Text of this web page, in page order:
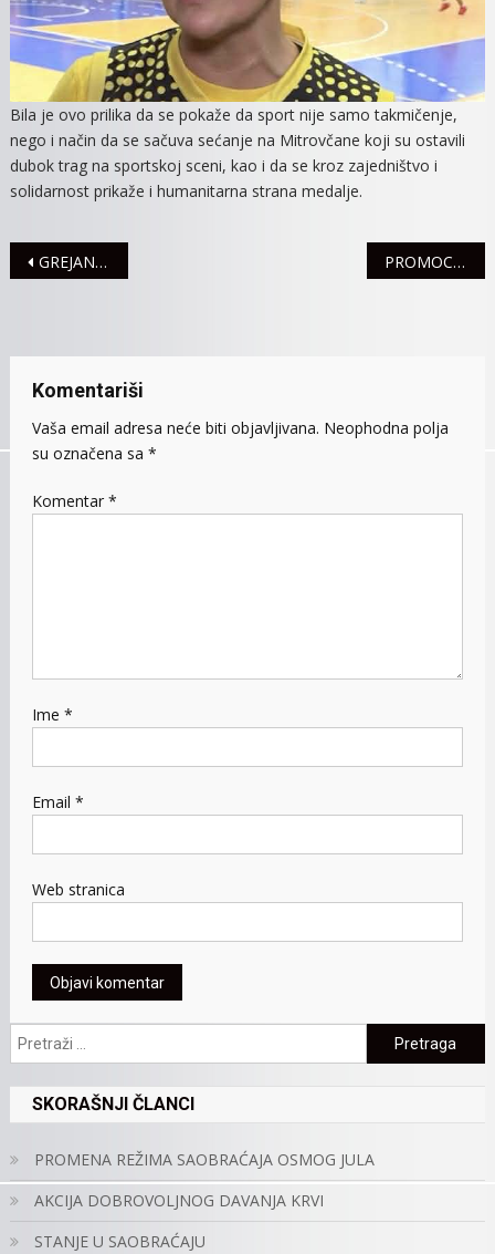
Bila je ovo prilika da se pokaže da sport nije samo takmičenje,
nego i način da se sačuva sećanje na Mitrovčane koji su ostavili
dubok trag na sportskoj sceni, kao i da se kroz zajedništvo i
solidarnost prikaže i humanitarna strana medalje.
Navigacija
GREJANJE I DALJE 24 SATA DNEVNO PROMOCIJA KNJIGE „DEČAK SA DUNAVA – SREMAČKE PRIČE”, BORISA MILJKOVIĆA
Komentariši
Vaša email adresa neće biti objavljivana. Neophodna polja
su označena sa *
Komentar *
Ime *
Email *
Web stranica
Pretraga:
SKORAŠNJI ČLANCI
PROMENA REŽIMA SAOBRAĆAJA OSMOG JULA
AKCIJA DOBROVOLJNOG DAVANJA KRVI
STANJE U SAOBRAĆAJU